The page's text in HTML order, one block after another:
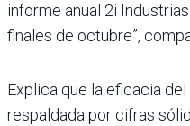
informe anual 2i
finales de octubre”,
Explica que la eficacia
respaldada por cifras